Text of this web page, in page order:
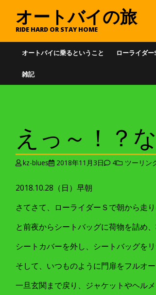
オートバイに乗るということ ローライダー
雑記
オートバイの旅
RIDE HARD OR STAY HOME
えっ～！？
kz-blues 2018年11月3日 4 ツーリン
2018.10.28（日）早朝
さてさて、ローライダーＳで朝から走り
と前夜からシートバッグに荷物を詰め、
シートカバーを外し、シートバッグをリ
そして、いつものように門扉をフルオ
一旦玄関まで戻り、ジャケットやヘル